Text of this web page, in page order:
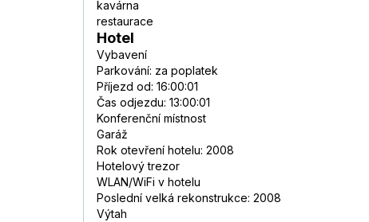
kavárna
restaurace
Hotel
Vybavení
Parkování: za poplatek
Příjezd od: 16:00:01
Čas odjezdu: 13:00:01
Konferenční místnost
Garáž
Rok otevření hotelu: 2008
Hotelový trezor
WLAN/WiFi v hotelu
Poslední velká rekonstrukce: 2008
Výtah